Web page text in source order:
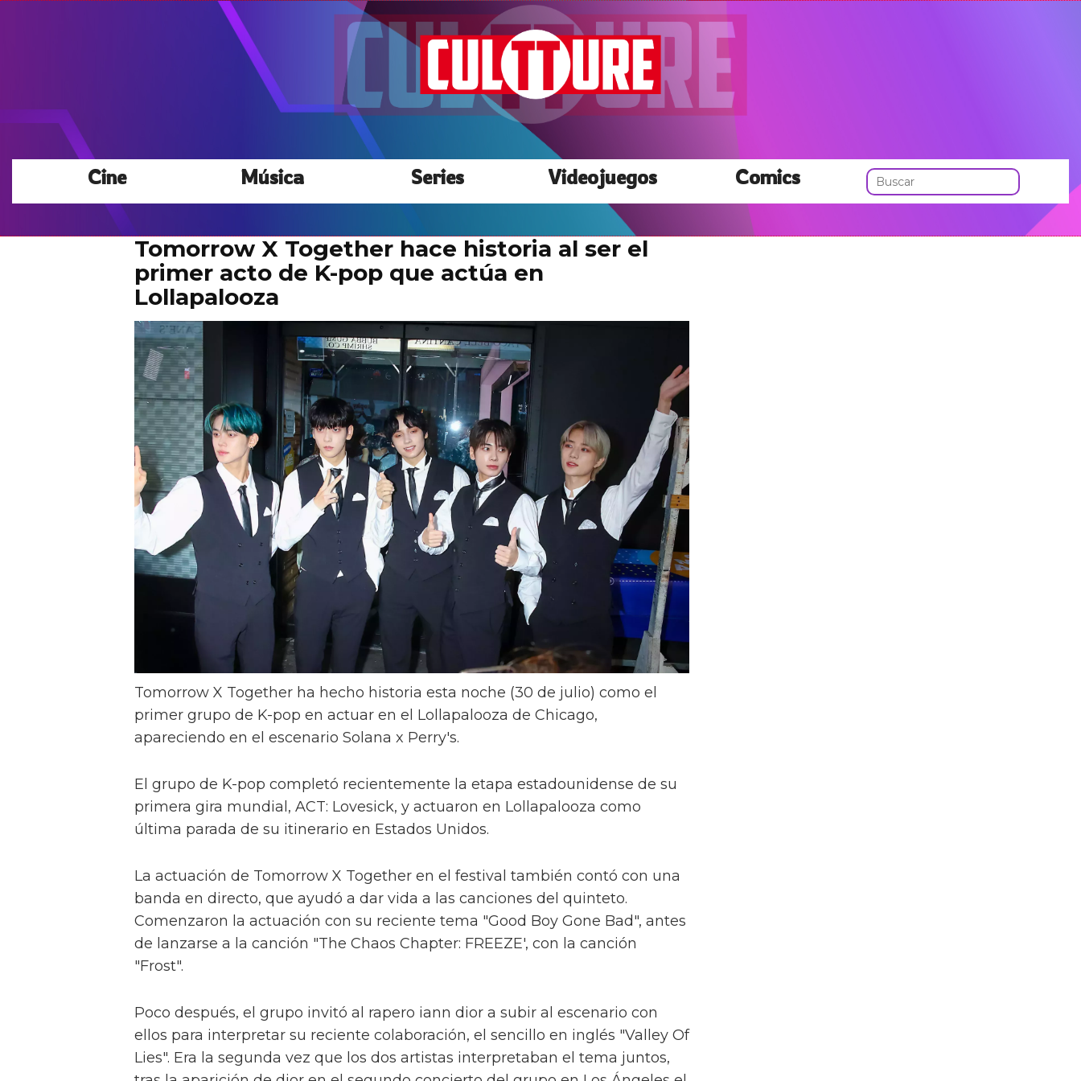
Cine Música Series Videojuegos Comics
Tomorrow X Together hace historia al ser el
primer acto de K-pop que actúa en
Lollapalooza
Tomorrow X Together ha hecho historia esta noche (30 de julio) como el
primer grupo de K-pop en actuar en el Lollapalooza de Chicago,
apareciendo en el escenario Solana x Perry's.
El grupo de K-pop completó recientemente la etapa estadounidense de su
primera gira mundial, ACT: Lovesick, y actuaron en Lollapalooza como
última parada de su itinerario en Estados Unidos.
La actuación de Tomorrow X Together en el festival también contó con una
banda en directo, que ayudó a dar vida a las canciones del quinteto.
Comenzaron la actuación con su reciente tema "Good Boy Gone Bad", antes
de lanzarse a la canción "The Chaos Chapter: FREEZE', con la canción
"Frost".
Poco después, el grupo invitó al rapero iann dior a subir al escenario con
ellos para interpretar su reciente colaboración, el sencillo en inglés "Valley Of
Lies". Era la segunda vez que los dos artistas interpretaban el tema juntos,